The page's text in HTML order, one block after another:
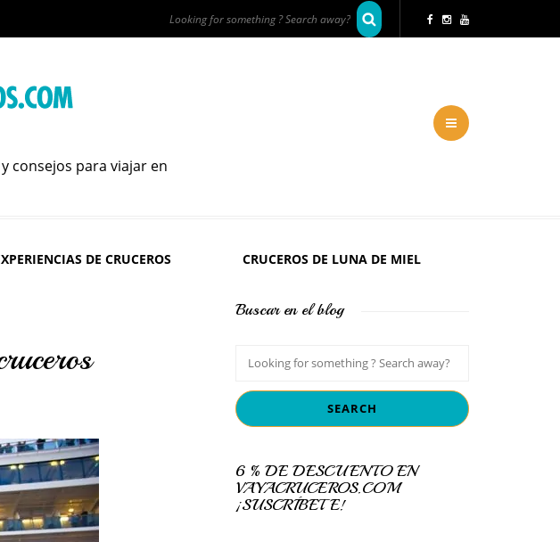
consejos para viajar en
DE CRUCEROS CRUCEROS DE LUNA DE MIEL
Buscar en el blog
6 % DE DESCUENTO EN
VAYACRUCEROS.COM
¡SUSCRÍBETE!